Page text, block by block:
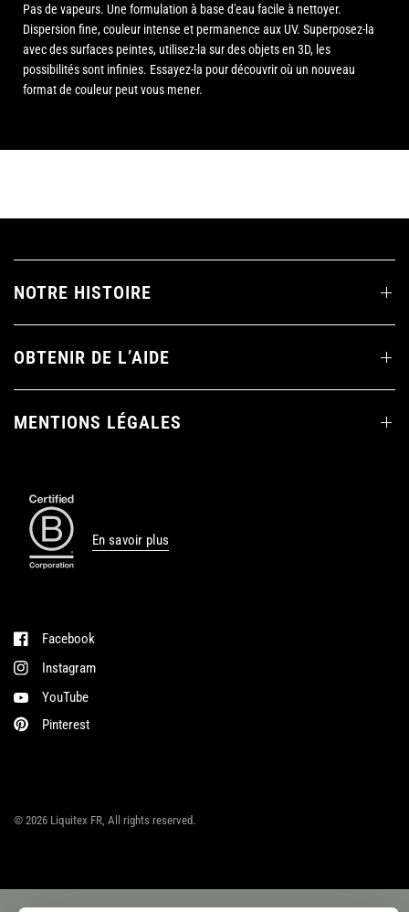
Pas de vapeurs. Une formulation à base d'eau facile à nettoyer.
Dispersion fine, couleur intense et permanence aux UV. Superposez-la
avec des surfaces peintes, utilisez-la sur des objets en 3D, les
possibilités sont infinies. Essayez-la pour découvrir où un nouveau
format de couleur peut vous mener.
NOTRE HISTOIRE
OBTENIR DE L’AIDE
MENTIONS LÉGALES
En savoir plus
Facebook
Instagram
YouTube
Pinterest
© 2026 Liquitex FR, All rights reserved.